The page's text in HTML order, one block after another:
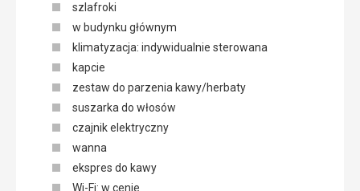
szlafroki
w budynku głównym
klimatyzacja: indywidualnie sterowana
kapcie
zestaw do parzenia kawy/herbaty
suszarka do włosów
czajnik elektryczny
wanna
ekspres do kawy
Wi-Fi: w cenie